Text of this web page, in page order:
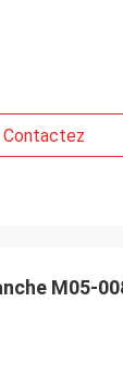
Contactez
M05-